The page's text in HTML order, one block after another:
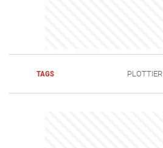
TAGS PLOTTIER